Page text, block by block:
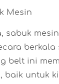
Mesin
sabuk
berkala
belt ini
baik untuk